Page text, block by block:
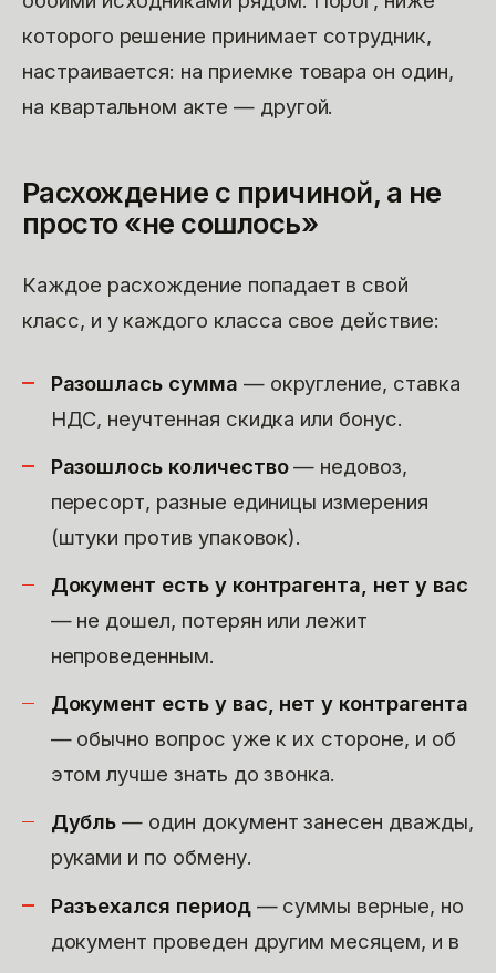
которого решение принимает сотрудник,
настраивается: на приемке товара он один,
на квартальном акте — другой.
Расхождение с причиной, а не
просто «не сошлось»
Каждое расхождение попадает в свой
класс, и у каждого класса свое действие:
Разошлась сумма — округление, ставка
НДС, неучтенная скидка или бонус.
Разошлось количество— недовоз,
пересорт, разные единицы измерения
(штуки против упаковок).
Документ есть у контрагента, нет у вас
— не дошел, потерян или лежит
непроведенным.
Документ есть у вас, нет у контрагента
— обычно вопрос уже к их стороне, и об
этом лучше знать до звонка.
Дубль — один документ занесен дважды,
руками и по обмену.
Разъехался период— суммы верные, но
документ проведен другим месяцем, и в